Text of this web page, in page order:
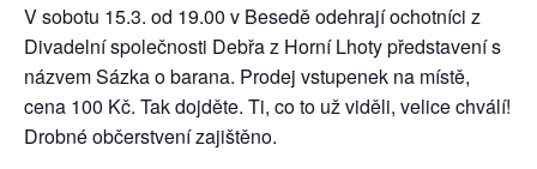
V sobotu 15.3. od 19.00 v Besedě odehrají ochotníci z
Divadelní společnosti Debřa z Horní Lhoty představení s
názvem Sázka o barana. Prodej vstupenek na místě,
cena 100 Kč. Tak dojděte. Ti, co to už viděli, velice chválí!
Drobné občerstvení zajištěno.